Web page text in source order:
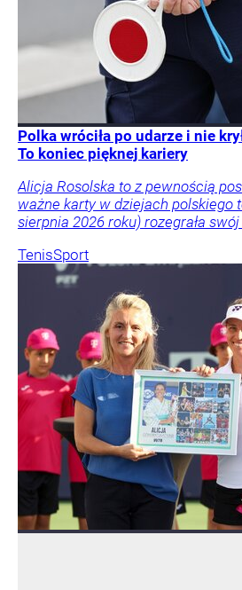
Polka wróciła po udarze i nie
To koniec pięknej kariery
Alicja Rosolska to z pewnością
ważne karty w dziejach polskiego
sierpnia 2026 roku) rozegrała
TenisSport